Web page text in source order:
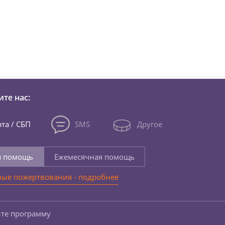
нас:
/ СБП SMS Другое
помощь
Ежемесячная помощь
пожертвования - подробнее
программу